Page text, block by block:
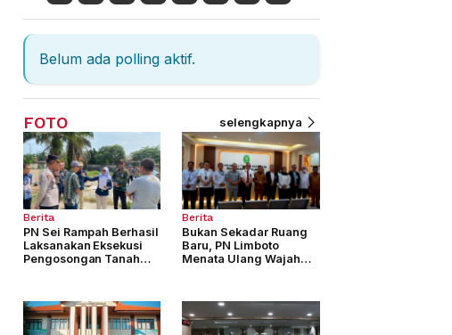
Belum ada polling aktif.
FOTO selengkapnya
Berita
PN Sei Rampah Berhasil
Laksanakan Eksekusi
Pengosongan Tanah
Berita
Bukan Sekadar Ruang
Baru, PN Limboto
Menata Ulang Wajah